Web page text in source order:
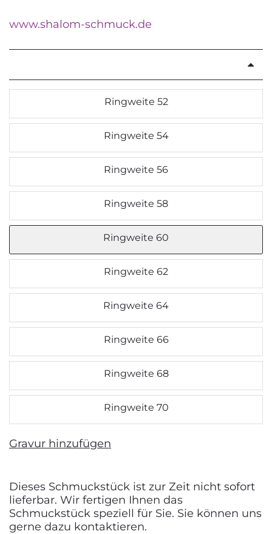
www.shalom-schmuck.de
Ringweite 52
Ringweite 54
Ringweite 56
Ringweite 58
Ringweite 60
Ringweite 62
Ringweite 64
Ringweite 66
Ringweite 68
Ringweite 70
Gravur hinzufügen
Dieses Schmuckstück ist zur Zeit nicht sofort
lieferbar. Wir fertigen Ihnen das
Schmuckstück speziell für Sie. Sie können uns
gerne dazu kontaktieren.